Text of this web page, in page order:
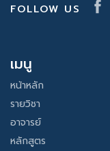
FOLLOW US
เมนู
หน้าหลัก
รายวิชา
อาจารย์
หลักสูตร